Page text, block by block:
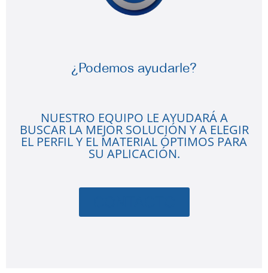
¿Podemos ayudarle?
NUESTRO EQUIPO LE AYUDARÁ A
BUSCAR LA MEJOR SOLUCIÓN Y A ELEGIR
EL PERFIL Y EL MATERIAL ÓPTIMOS PARA
SU APLICACIÓN.